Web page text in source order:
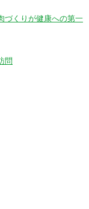
づくりが健康への第一
問